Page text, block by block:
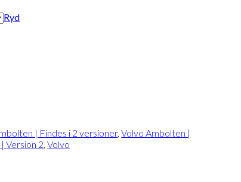
Ryd
| Findes i 2 versioner,Volvo Ambolten |
Version 2,Volvo